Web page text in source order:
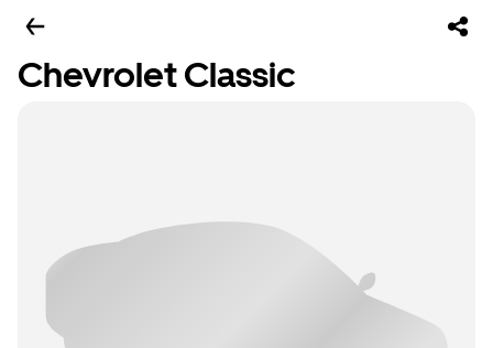
Chevrolet Classic